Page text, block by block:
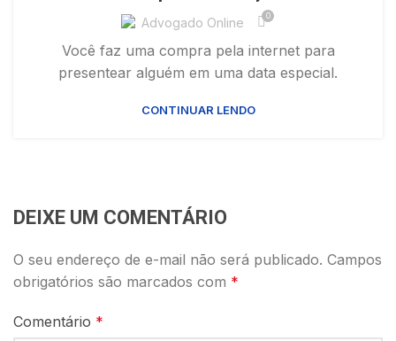
Advogado Online 0
Você faz uma compra pela internet para
presentear alguém em uma data especial.
CONTINUAR LENDO
DEIXE UM COMENTÁRIO
O seu endereço de e-mail não será publicado. Campos
obrigatórios são marcados com *
Comentário *